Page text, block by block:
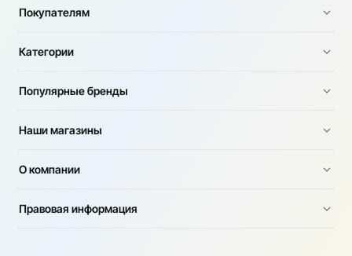
Покупателям
Категории
Популярные бренды
Наши магазины
О компании
Правовая информация